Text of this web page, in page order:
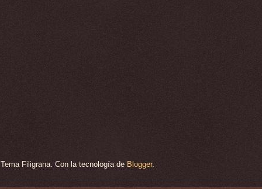
Tema Filigrana. Con la tecnología de Blogger.